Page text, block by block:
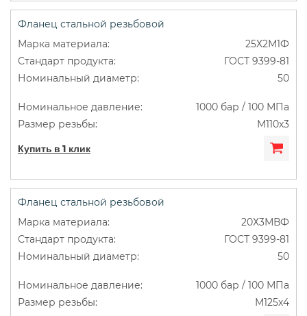
Фланец стальной резьбовой
25Х2М1Ф
ГОСТ 9399-81
50
1000 бар / 100 МПа
М110х3
Купить в 1 клик
Фланец стальной резьбовой
20Х3МВФ
ГОСТ 9399-81
50
1000 бар / 100 МПа
М125х4